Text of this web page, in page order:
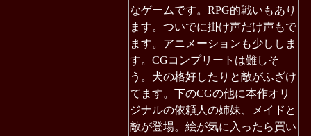
なゲームです。RPG的戦いもあり
ます。ついでに掛け声だけ声もで
ます。アニメーションも少ししま
す。CGコンプリートは難しそ
う。犬の格好したりと敵がふざけ
てます。下のCGの他に本作オリ
ジナルの依頼人の姉妹、メイドと
敵が登場。絵が気に入ったら買い